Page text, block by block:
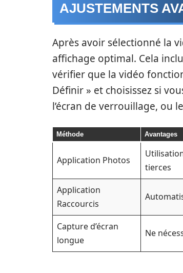
AJUSTEMENTS
Après avoir sélectionné la
affichage optimal. Cela
vérifier que la vidéo
Définir » et choisissez si
l’écran de verrouillage, ou
Méthode Avantages
Application Photos
tierces
Application
Raccourcis
Capture d’écran
longue
Ne